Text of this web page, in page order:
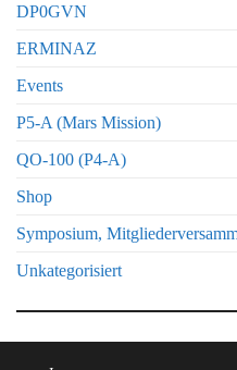
DP0GVN
ERMINAZ
Events
P5-A (Mars Mission)
QO-100 (P4-A)
Shop
Symposium,
Unkategorisiert